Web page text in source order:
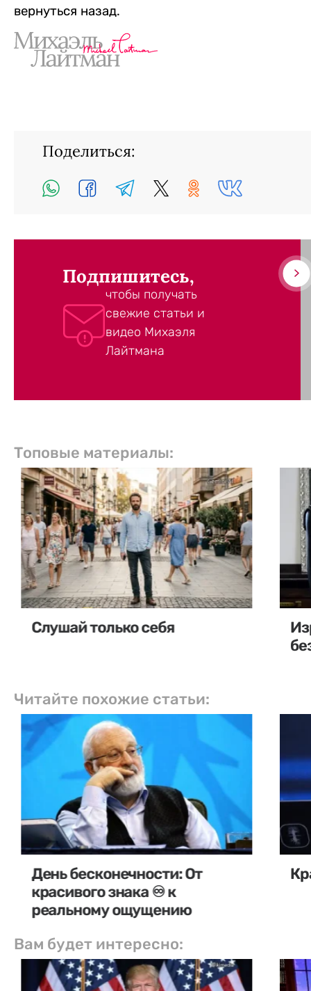
вернуться назад.
Поделиться:
Подпишитесь,
чтобы получать
свежие статьи и
видео Михаэля
Лайтмана
Топовые материалы:
Слушай только себя
Читайте похожие статьи:
День бесконечности: От
красивого знака ♾️ к
реальному ощущению
Вам будет интересно: